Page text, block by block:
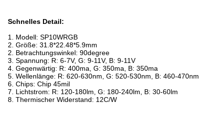
Schnelles Detail:
1. Modell: SP10WRGB
2. Größe: 31.8*22.48*5.9mm
2. Betrachtungswinkel: 90degree
3. Spannung: R: 6-7V, G: 9-11V, B: 9-11V
4. Gegenwärtig: R: 400ma, G: 350ma, B: 350ma
5. Wellenlänge: R: 620-630nm, G: 520-530nm, B: 460-470nm
6. Chips: Chip 45mil
7. Lichtstrom: R: 120-180lm, G: 180-240lm, B: 30-60lm
8. Thermischer Widerstand: 12C/W